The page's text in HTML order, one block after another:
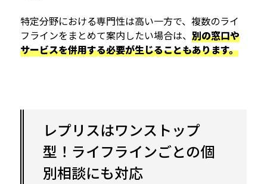
特定分野における専門性は高い一方で、複数のライ
フラインをまとめて案内したい場合は、 別の窓口や
サービスを併用する必要が生じることもあります。
レプリスはワンストップ
型！ライフラインごとの個
別相談にも対応